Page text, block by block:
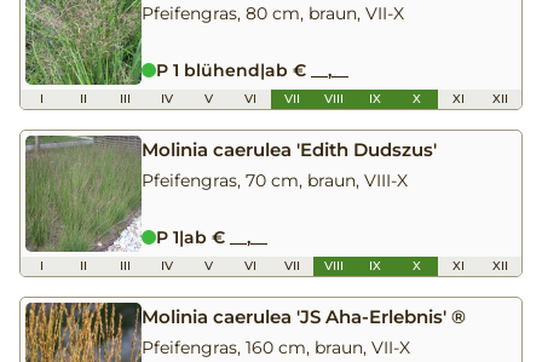
Pfeifengras, 80 cm, braun, VII-X
P 1 blühend|ab € __,__
I II III IV V VI VII VIII IX X XI XII
Molinia caerulea 'Edith Dudszus'
Pfeifengras, 70 cm, braun, VIII-X
P 1|ab € __,__
I II III IV V VI VII VIII IX X XI XII
Molinia caerulea 'JS Aha-Erlebnis' ®
Pfeifengras, 160 cm, braun, VII-X